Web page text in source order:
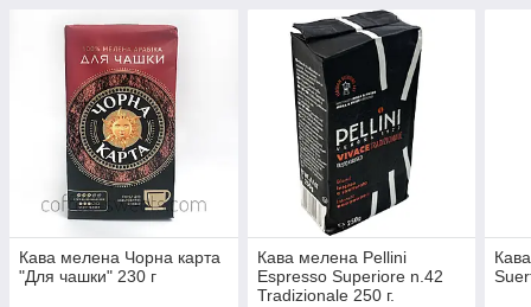
Кава мелена Чорна карта
"Для чашки" 230 г
Кава мелена Pellini
Espresso Superiore n.42
Tradizionale 250 г.